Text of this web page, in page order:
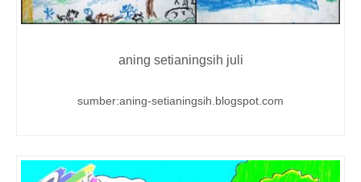
aning setianingsih juli
sumber:aning-setianingsih.blogspot.com